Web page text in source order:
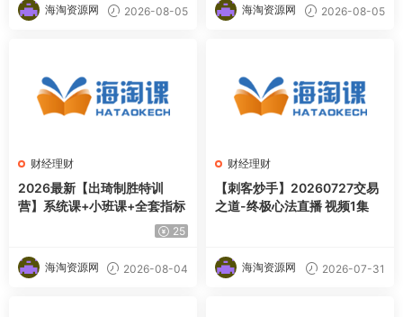
海淘资源网 2026-08-05 海淘资源网 2026-08-05
财经理财
2026最新【出琦制胜特训
营】系统课+小班课+全套指标
25
海淘资源网 2026-08-04
财经理财
【刺客炒手】20260727交易
之道-终极心法直播 视频1集
海淘资源网 2026-07-31